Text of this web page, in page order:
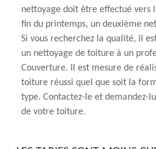
nettoyage doit être effectué vers
fin du printemps, un deuxième
Si vous recherchez la qualité, il
un nettoyage de toiture à un
Couverture. Il est mesure de
toiture réussi quel que soit la
type. Contactez-le et demandez-
de votre toiture.